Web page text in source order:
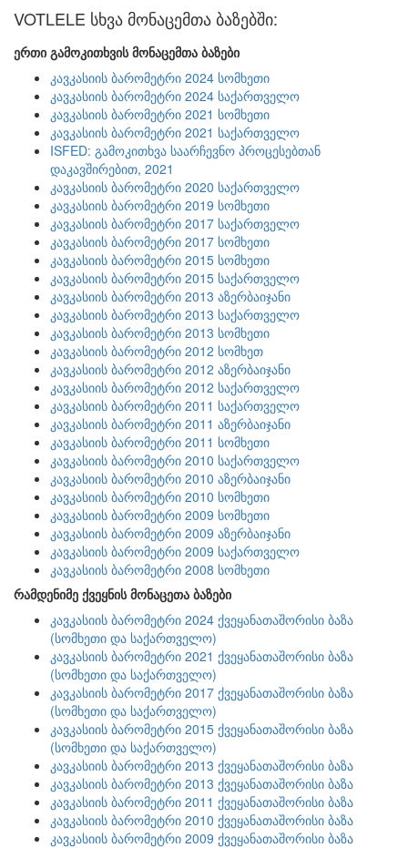
VOTLELE სხვა მონაცემთა ბაზებში:
ერთი გამოკითხვის მონაცემთა ბაზები
კავკასიის ბარომეტრი 2024 სომხეთი
კავკასიის ბარომეტრი 2024 საქართველო
კავკასიის ბარომეტრი 2021 სომხეთი
კავკასიის ბარომეტრი 2021 საქართველო
ISFED: გამოკითხვა საარჩევნო პროცესებთან
დაკავშირებით, 2021
კავკასიის ბარომეტრი 2020 საქართველო
კავკასიის ბარომეტრი 2019 სომხეთი
კავკასიის ბარომეტრი 2017 საქართველო
კავკასიის ბარომეტრი 2017 სომხეთი
კავკასიის ბარომეტრი 2015 სომხეთი
კავკასიის ბარომეტრი 2015 საქართველო
კავკასიის ბარომეტრი 2013 აზერბაიჯანი
კავკასიის ბარომეტრი 2013 საქართველო
კავკასიის ბარომეტრი 2013 სომხეთი
კავკასიის ბარომეტრი 2012 სომხეთ
კავკასიის ბარომეტრი 2012 აზერბაიჯანი
კავკასიის ბარომეტრი 2012 საქართველო
კავკასიის ბარომეტრი 2011 საქართველო
კავკასიის ბარომეტრი 2011 აზერბაიჯანი
კავკასიის ბარომეტრი 2011 სომხეთი
კავკასიის ბარომეტრი 2010 საქართველო
კავკასიის ბარომეტრი 2010 აზერბაიჯანი
კავკასიის ბარომეტრი 2010 სომხეთი
კავკასიის ბარომეტრი 2009 სომხეთი
კავკასიის ბარომეტრი 2009 აზერბაიჯანი
კავკასიის ბარომეტრი 2009 საქართველო
კავკასიის ბარომეტრი 2008 სომხეთი
რამდენიმე ქვეყნის მონაცეთა ბაზები
კავკასიის ბარომეტრი 2024 ქვეყანათაშორისი ბაზა
(სომხეთი და საქართველო)
კავკასიის ბარომეტრი 2021 ქვეყანათაშორისი ბაზა
(სომხეთი და საქართველო)
კავკასიის ბარომეტრი 2017 ქვეყანათაშორისი ბაზა
(სომხეთი და საქართველო)
კავკასიის ბარომეტრი 2015 ქვეყანათაშორისი ბაზა
(სომხეთი და საქართველო)
კავკასიის ბარომეტრი 2013 ქვეყანათაშორისი ბაზა
კავკასიის ბარომეტრი 2013 ქვეყანათაშორისი ბაზა
კავკასიის ბარომეტრი 2011 ქვეყანათაშორისი ბაზა
კავკასიის ბარომეტრი 2010 ქვეყანათაშორისი ბაზა
კავკასიის ბარომეტრი 2009 ქვეყანათაშორისი ბაზა